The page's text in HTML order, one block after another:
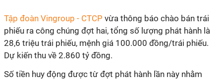
Tập đoàn Vingroup - CTCP vừa thông báo chào bán trái
phiếu ra công chúng đợt hai, tổng số lượng phát hành là
28,6 triệu trái phiếu, mệnh giá 100.000 đồng/trái phiếu.
Dự kiến thu về 2.860 tỷ đồng.
Số tiền huy động được từ đợt phát hành lần này nhằm